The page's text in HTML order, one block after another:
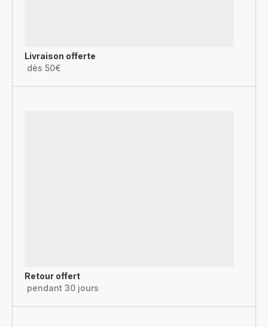
Livraison offerte
dès 50€
Retour offert
pendant 30 jours